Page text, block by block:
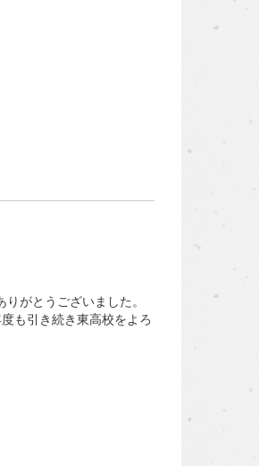
がとうございました。
も引き続き東高校をよろ